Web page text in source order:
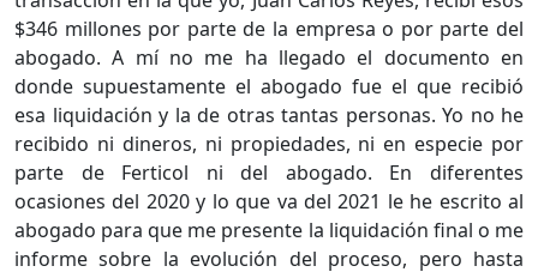
$346 millones por parte de la empresa o por parte del
abogado. A mí no me ha llegado el documento en
donde supuestamente el abogado fue el que recibió
esa liquidación y la de otras tantas personas. Yo no he
recibido ni dineros, ni propiedades, ni en especie por
parte de Ferticol ni del abogado. En diferentes
ocasiones del 2020 y lo que va del 2021 le he escrito al
abogado para que me presente la liquidación final o me
informe sobre la evolución del proceso, pero hasta